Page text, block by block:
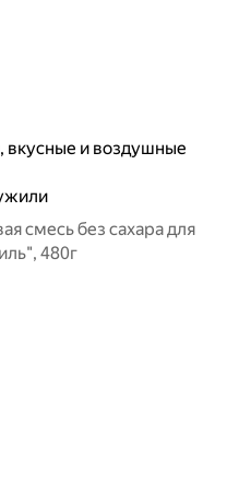
вкусные и воздушные
смесь без сахара для
480г